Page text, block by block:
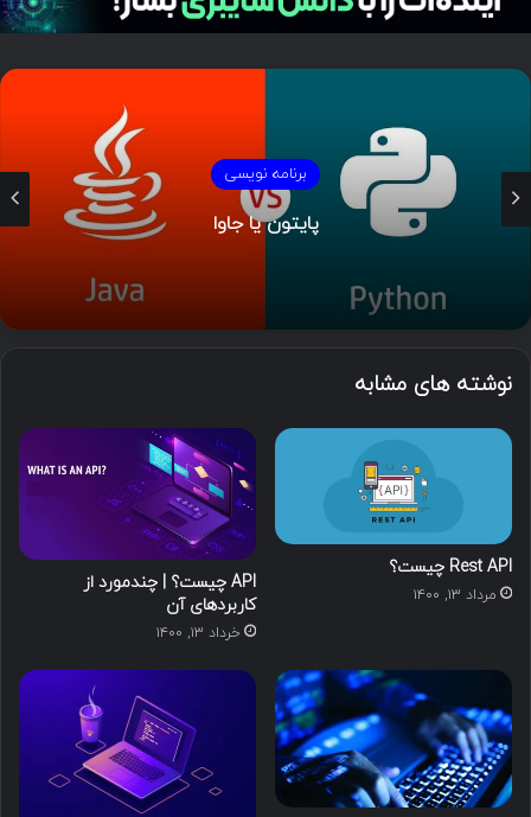
برنامه نویسی
پایتون یا جاوا
نوشته های مشابه
Rest API چیست؟
مرداد ۱۳, ۱۴۰۰
API چیست؟ | چندمورد از
کاربردهای آن
خرداد ۱۳, ۱۴۰۰